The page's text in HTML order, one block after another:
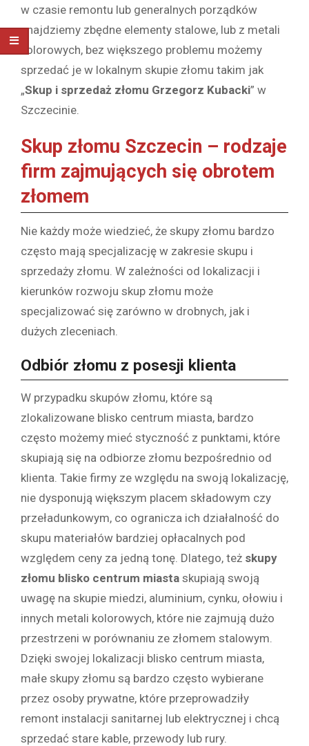
w czasie remontu lub generalnych porządków
znajdziemy zbędne elementy stalowe, lub z metali
kolorowych, bez większego problemu możemy
sprzedać je w lokalnym skupie złomu takim jak
„Skup i sprzedaż złomu Grzegorz Kubacki” w
Szczecinie.
Skup złomu Szczecin – rodzaje
firm zajmujących się obrotem
złomem
Nie każdy może wiedzieć, że skupy złomu bardzo
często mają specjalizację w zakresie skupu i
sprzedaży złomu. W zależności od lokalizacji i
kierunków rozwoju skup złomu może
specjalizować się zarówno w drobnych, jak i
dużych zleceniach.
Odbiór złomu z posesji klienta
W przypadku skupów złomu, które są
zlokalizowane blisko centrum miasta, bardzo
często możemy mieć styczność z punktami, które
skupiają się na odbiorze złomu bezpośrednio od
klienta. Takie firmy ze względu na swoją lokalizację,
nie dysponują większym placem składowym czy
przeładunkowym, co ogranicza ich działalność do
skupu materiałów bardziej opłacalnych pod
względem ceny za jedną tonę. Dlatego, też skupy
złomu blisko centrum miasta skupiają swoją
uwagę na skupie miedzi, aluminium, cynku, ołowiu i
innych metali kolorowych, które nie zajmują dużo
przestrzeni w porównaniu ze złomem stalowym.
Dzięki swojej lokalizacji blisko centrum miasta,
małe skupy złomu są bardzo często wybierane
przez osoby prywatne, które przeprowadziły
remont instalacji sanitarnej lub elektrycznej i chcą
sprzedać stare kable, przewody lub rury.